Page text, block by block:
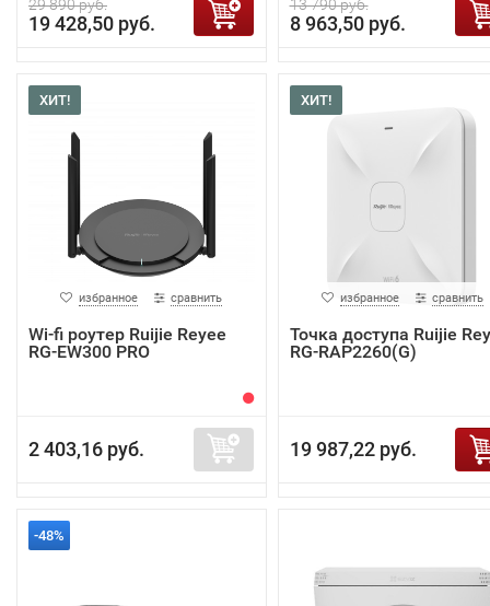
29 890 руб.
19 428,50 руб.
13 790 руб.
8 963,50 руб.
ХИТ!
избранное сравнить
Wi-fi роутер Ruijie Reyee
RG-EW300 PRO
2 403,16 руб.
ХИТ!
избранное сравнить
Точка доступа Ruijie
RG-RAP2260(G)
19 987,22 руб.
-48%